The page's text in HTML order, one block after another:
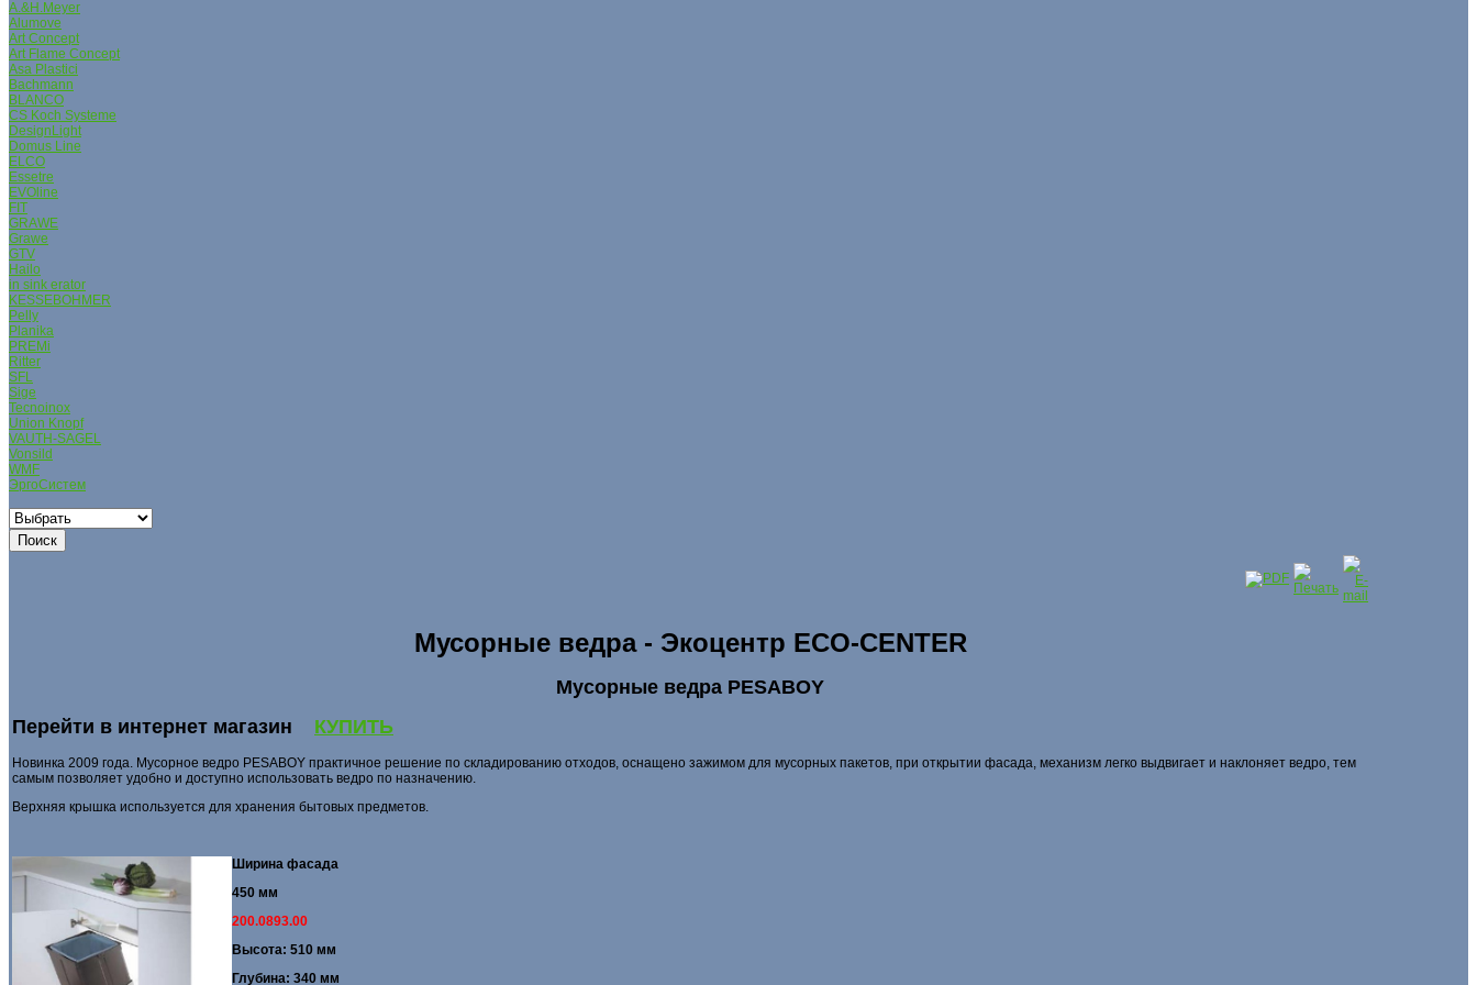
A.&H.Meyer
Alumove
Art Concept
Art Flame Concept
Asa Plastici
Bachmann
BLANCO
CS Koch Systeme
DesignLight
Domus Line
ELCO
Essetre
EVOline
FIT
GRAWE
Grаwe
GTV
Hailo
in sink erator
KESSEBОHMER
Pelly
Planika
PREMi
Ritter
SFL
Sige
Tecnoinox
Union Knopf
VAUTH-SAGEL
Vonsild
WMF
ЭргоСистем
Мусорные ведра - Экоцентр ECO-CENTER
Мусорные ведра PESABOY
Перейти в интернет магазин КУПИТЬ
Новинка 2009 года. Мусорное ведро PESABOY практичное решение по складированию отходов, оснащено зажимом для мусорных пакетов, при открытии фасада, механизм легко выдвигает и наклоняет ведро, тем
самым позволяет удобно и доступно использовать ведро по назначению.
Верхняя крышка используется для хранения бытовых предметов.
Ширина фасада
450 мм
200.0893.00
Высота: 510 мм
Глубина: 340 мм